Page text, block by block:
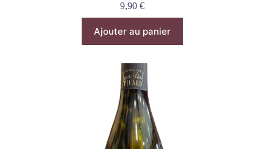
9,90€
Ajouter au panier